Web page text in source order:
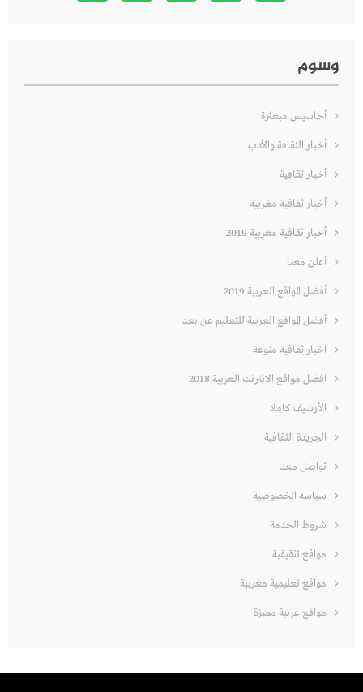
وسوم
أحاسيس مبعثرة
أخبار الثقافة والأدب
أخبار ثقافية
أخبار ثقافية مغربية
أخبار ثقافية مغربية 2019
أعلن معنا
أفضل المواقع العربية 2019
أفضل المواقع العربية للتعليم عن بعد
اخبار ثقافية منوعة
افضل مواقع الانترنت العربية 2018
الأرشيف كاملا
الجريدة الثقافية
تواصل معنا
سياسة الخصوصية
شروط الخدمة
مواقع تثقيفية
مواقع تعليمية مغربية
مواقع عربية مميزة